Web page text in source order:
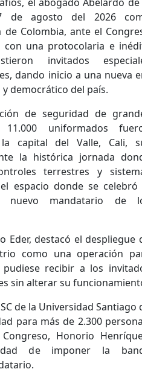
de agosto del 2026
Colombia, ante el
con una protocolaria e
invitados
dando inicio a una nueva
democrático del país.
de seguridad de
uniformados
capital del Valle, Cali,
la histórica jornada
terrestres y
espacio donde se celebró
mandatario de
Eder, destacó el despliegue
como una operación
recibir a los
sin alterar su
de la Universidad Santiago
para más de 2.300
Honorio
de imponer la